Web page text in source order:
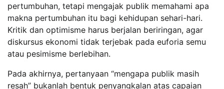
pertumbuhan, tetapi mengajak publik memahami apa
makna pertumbuhan itu bagi kehidupan sehari-hari.
Kritik dan optimisme harus berjalan beriringan, agar
diskursus ekonomi tidak terjebak pada euforia semu
atau pesimisme berlebihan.
Pada akhirnya, pertanyaan “mengapa publik masih
resah” bukanlah bentuk penyangkalan atas capaian